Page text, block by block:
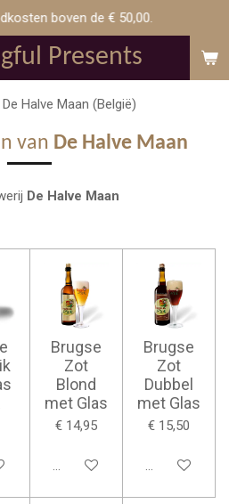
Presents
boven de € 50,00.
De Halve Maan (België)
van De Halve Maan
De Halve Maan
Brugse
Zot
Blond
met Glas
€ 14,95
Bekijk details
Brugse
Zot
Dubbel
met Glas
€ 15,50
Bekijk details